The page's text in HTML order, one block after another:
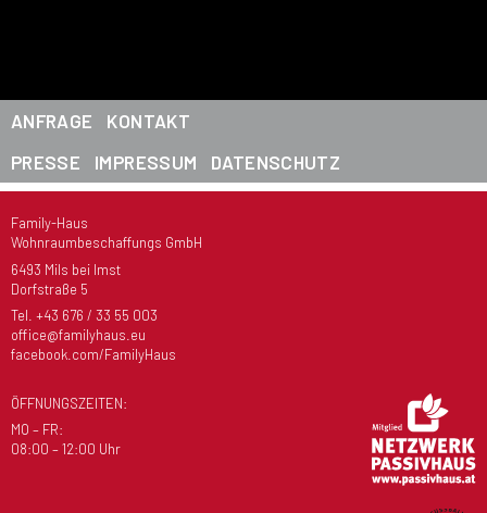
ANFRAGE
KONTAKT
PRESSE
IMPRESSUM DATENSCHUTZ
Family-Haus
Wohnraumbeschaffungs GmbH
6493 Mils bei Imst
Dorfstraße 5
Tel. +43 676 / 33 55 003
office@familyhaus.eu
facebook.com/FamilyHaus
ÖFFNUNGSZEITEN:
MO – FR:
08:00 – 12:00 Uhr